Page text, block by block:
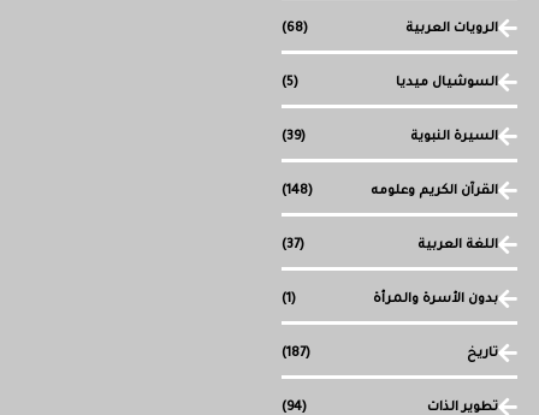
الرويات العربية (68)
السوشيال ميديا (5)
السيرة النبوية (39)
القرآن الكريم وعلومه (148)
اللغة العربية (37)
بدون الأسرة والمرأة (1)
تاريخ (187)
تطوير الذات (94)